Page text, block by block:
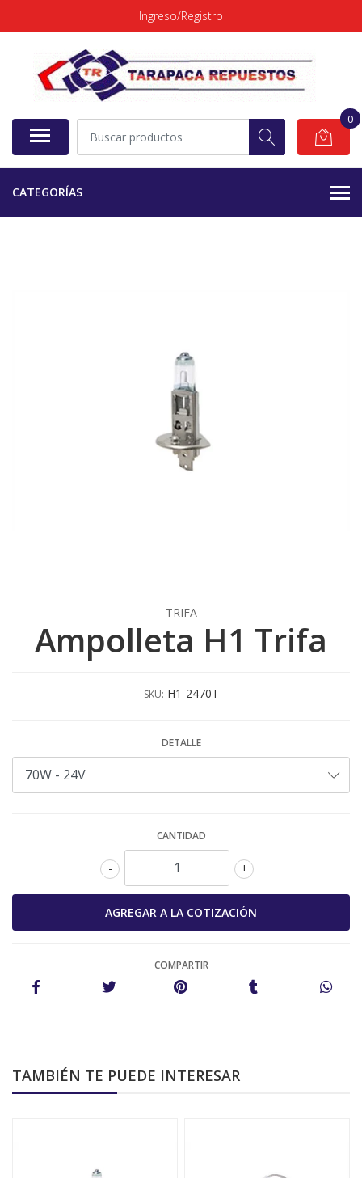
Ingreso/Registro
0
CATEGORÍAS
TRIFA
Ampolleta H1 Trifa
SKU: H1-2470T
DETALLE
CANTIDAD
+
-
COMPARTIR
TAMBIÉN TE PUEDE INTERESAR